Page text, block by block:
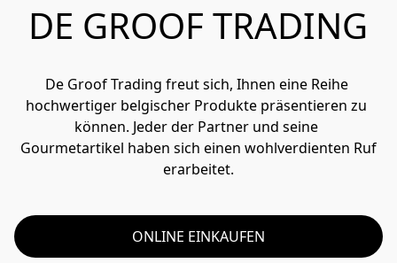
DE GROOF TRADING
De Groof Trading freut sich, Ihnen eine Reihe
hochwertiger belgischer Produkte präsentieren zu
können. Jeder der Partner und seine
erarbeitet.
ONLINE EINKAUFEN